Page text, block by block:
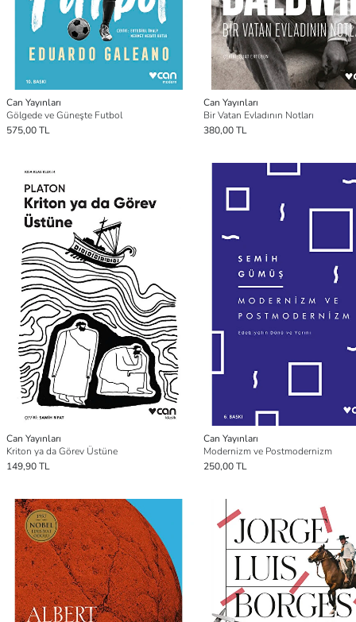
Can Yayınları
Gölgede ve Güneşte Futbol
575,00 TL
Can Yayınları
Bir Vatan Evladının Notları
380,00 TL
Can Yayınları
Kriton ya da Görev Üstüne
149,90 TL
Can Yayınları
Modernizm ve Postmodernizm
250,00 TL